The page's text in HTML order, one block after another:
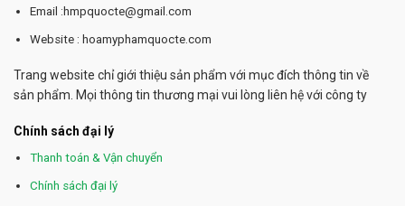
Email :hmpquocte@gmail.com
Website : hoamyphamquocte.com
Trang website chỉ giới thiệu sản phẩm với mục đích thông tin về
sản phẩm. Mọi thông tin thương mại vui lòng liên hệ với công ty
Chính sách đại lý
Thanh toán & Vận chuyển
Chính sách đại lý